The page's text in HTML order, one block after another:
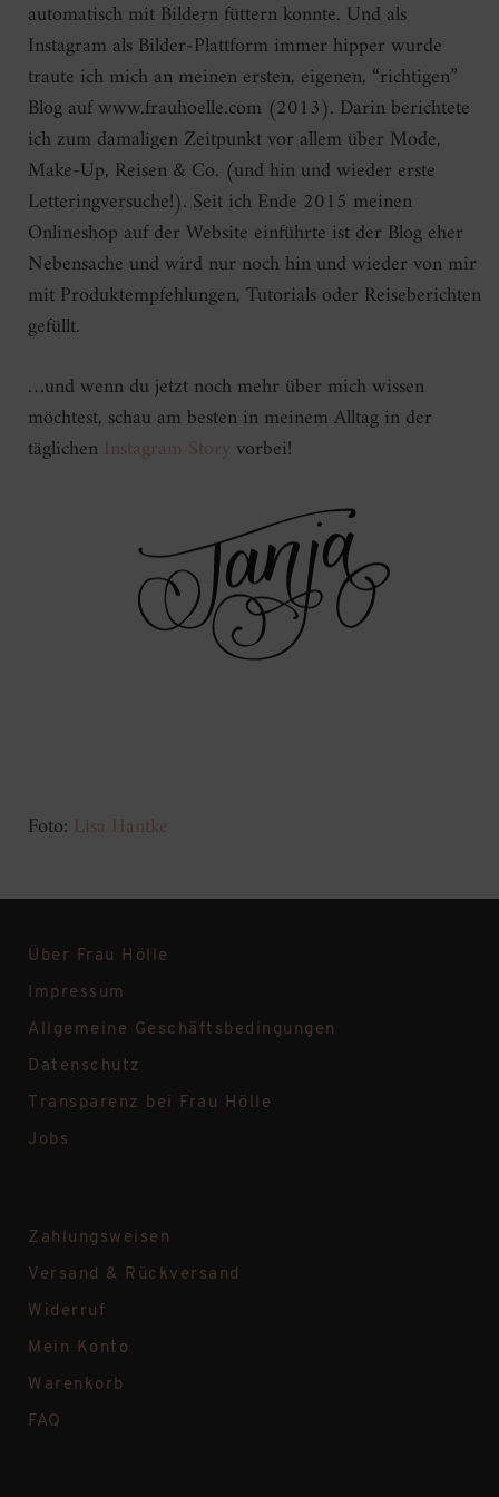
automatisch mit Bildern füttern konnte. Und als
Instagram als Bilder-Plattform immer hipper wurde
traute ich mich an meinen ersten, eigenen, “richtigen”
Blog auf www.frauhoelle.com (2013). Darin berichtete
ich zum damaligen Zeitpunkt vor allem über Mode,
Make-Up, Reisen & Co. (und hin und wieder erste
Letteringversuche!). Seit ich Ende 2015 meinen
Onlineshop auf der Website einführte ist der Blog eher
Nebensache und wird nur noch hin und wieder von mir
mit Produktempfehlungen, Tutorials oder Reiseberichten
gefüllt.
…und wenn du jetzt noch mehr über mich wissen
möchtest, schau am besten in meinem Alltag in der
täglichen Instagram Storyvorbei!
Foto: Lisa Hantke
Über Frau Hölle
Impressum
Allgemeine Geschäftsbedingungen
Datenschutz
Transparenz bei Frau Hölle
Jobs
Zahlungsweisen
Versand & Rückversand
Widerruf
Mein Konto
Warenkorb
FAQ